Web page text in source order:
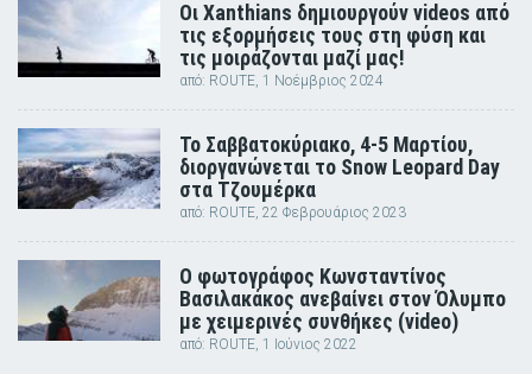
Οι Xanthians δημιουργούν videos από
τις εξορμήσεις τους στη φύση και
τις μοιράζονται μαζί μας!
από: ROUTE, 1 Νοέμβριος 2024
Το Σαββατοκύριακο, 4-5 Μαρτίου,
διοργανώνεται το Snow Leopard Day
στα Τζουμέρκα
από: ROUTE, 22 Φεβρουάριος 2023
Ο φωτογράφος Κωνσταντίνος
Βασιλακάκος ανεβαίνει στον Όλυμπο
με χειμερινές συνθήκες (video)
από: ROUTE, 1 Ιούνιος 2022